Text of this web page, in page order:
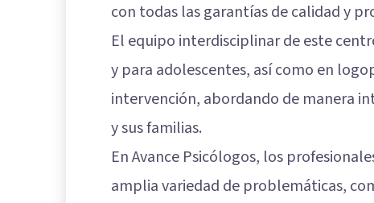
con todas las garantías de calidad y
El equipo interdisciplinar de este
y para adolescentes, así como en
intervención, abordando de manera
y sus familias.
En Avance Psicólogos, los
amplia variedad de problemáticas,